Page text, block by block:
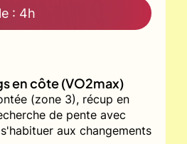
: 4h
en côte (VO2max)
(zone 3), récup en
de pente avec
aux changements